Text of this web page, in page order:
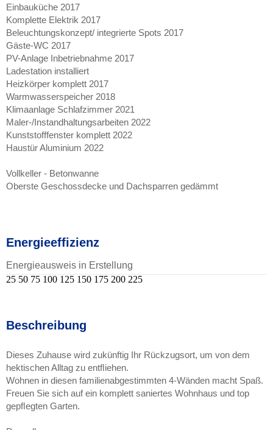
Einbauküche 2017
Komplette Elektrik 2017
Beleuchtungskonzept/ integrierte Spots 2017
Gäste-WC 2017
PV-Anlage Inbetriebnahme 2017
Ladestation installiert
Heizkörper komplett 2017
Warmwasserspeicher 2018
Klimaanlage Schlafzimmer 2021
Maler-/Instandhaltungsarbeiten 2022
Kunststofffenster komplett 2022
Haustür Aluminium 2022
Vollkeller - Betonwanne
Oberste Geschossdecke und Dachsparren gedämmt
Energieeffizienz
Energieausweis in Erstellung
25 50 75 100 125 150 175 200 225
Beschreibung
Dieses Zuhause wird zukünftig Ihr Rückzugsort, um von dem
hektischen Alltag zu entﬂiehen.
Wohnen in diesen familienabgestimmten 4-Wänden macht Spaß.
Freuen Sie sich auf ein komplett saniertes Wohnhaus und top
gepﬂegten Garten.